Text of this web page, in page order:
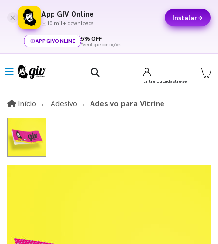
App GIV Online
10 mil+ downloads
Instalar
APPGIVONLINE 5% OFF
*verifique condições
Entre ou cadastre-se
Início InícioAdesivo Adesivo para Vitrine